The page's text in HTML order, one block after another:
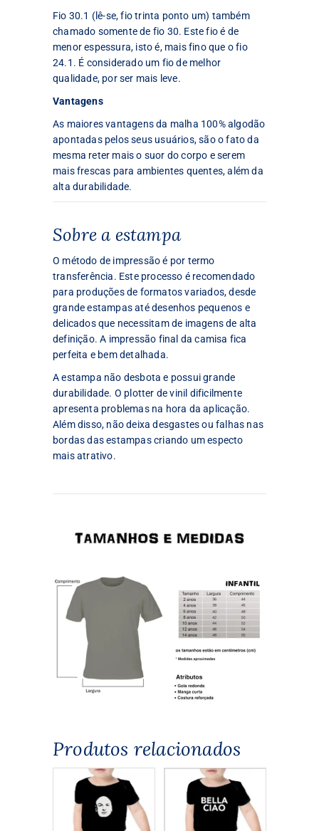
Fio 30.1 (lê-se, fio trinta ponto um) também
chamado somente de fio 30. Este fio é de
menor espessura, isto é, mais fino que o fio
24.1. É considerado um fio de melhor
qualidade, por ser mais leve.
Vantagens
As maiores vantagens da malha 100% algodão
apontadas pelos seus usuários, são o fato da
mesma reter mais o suor do corpo e serem
mais frescas para ambientes quentes, além da
alta durabilidade.
Sobre a estampa
O método de impressão é por termo
transferência. Este processo é recomendado
para produções de formatos variados, desde
grande estampas até desenhos pequenos e
delicados que necessitam de imagens de alta
definição. A impressão final da camisa fica
perfeita e bem detalhada.
A estampa não desbota e possui grande
durabilidade. O plotter de vinil dificilmente
apresenta problemas na hora da aplicação.
Além disso, não deixa desgastes ou falhas nas
bordas das estampas criando um especto
mais atrativo.
Produtos relacionados